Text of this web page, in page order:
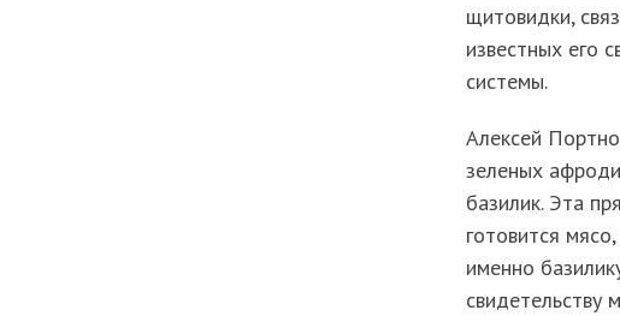
щитовидки,
известных его
системы.
Алексей
зеленых
базилик. Эта
готовится
именно
свидетельству